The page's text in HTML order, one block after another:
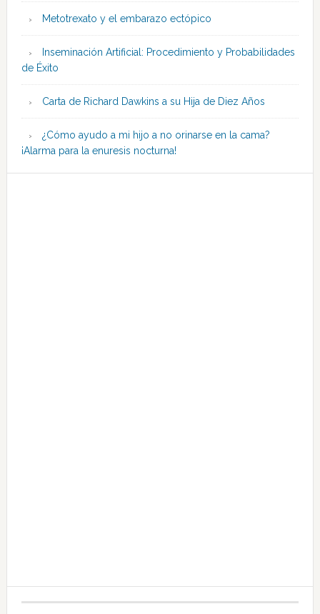
Metotrexato y el embarazo ectópico
Inseminación Artificial: Procedimiento y Probabilidades
de Éxito
Carta de Richard Dawkins a su Hija de Diez Años
¿Cómo ayudo a mi hijo a no orinarse en la cama?
¡Alarma para la enuresis nocturna!